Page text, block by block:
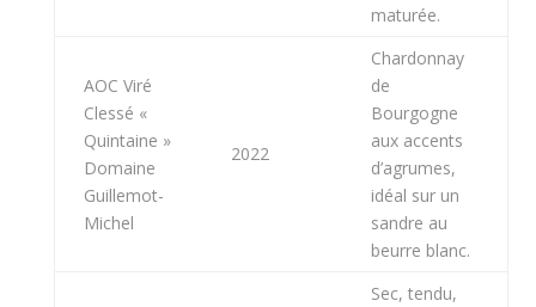
maturée.
AOC Viré
Clessé «
Quintaine »
Domaine
Guillemot-
Michel
2022
Chardonnay
de
Bourgogne
aux accents
d’agrumes,
idéal sur un
sandre au
beurre blanc.
Sec, tendu,